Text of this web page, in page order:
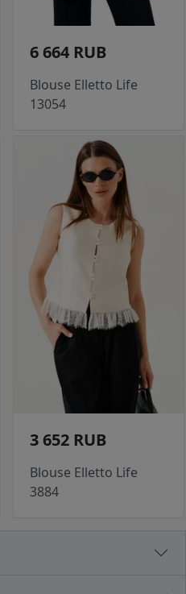
6 664 RUB
Blouse Elletto Life
13054
3 652 RUB
Blouse Elletto Life
3884